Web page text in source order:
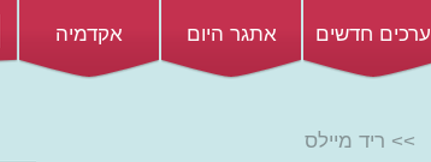
ערכים חדשים אתגר היום אקדמיה
>> ריד מיילס